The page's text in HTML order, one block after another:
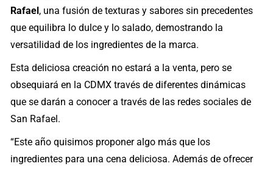
Rafael, una fusión de texturas y sabores sin precedentes
que equilibra lo dulce y lo salado, demostrando la
versatilidad de los ingredientes de la marca.
Esta deliciosa creación no estará a la venta, pero se
obsequiará en la CDMX través de diferentes dinámicas
que se darán a conocer a través de las redes sociales de
San Rafael.
“Este año quisimos proponer algo más que los
ingredientes para una cena deliciosa. Además de ofrecer